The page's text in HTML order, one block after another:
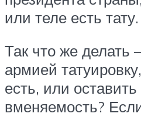
или теле есть тату.
Так что же делать
армией
есть, или
вменяемость?